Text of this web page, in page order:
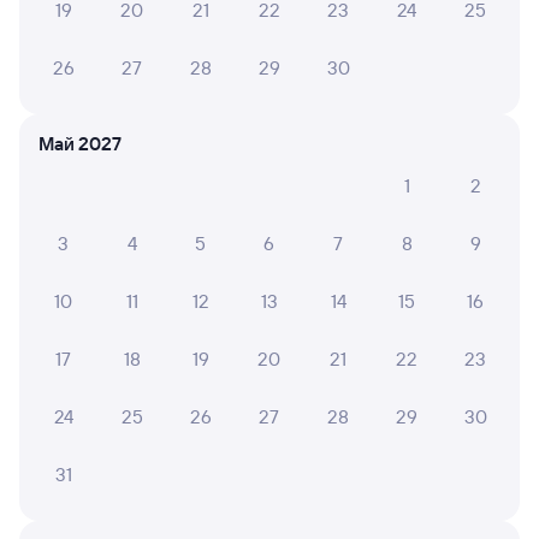
Онлайн-возврат билетов без очереди в кассу
Выбор любимых мест на схемах вагонов
покупке
СМС-сопровождение до посадки в поезд
Частые вопросы
Что нужно, чтобы сесть в поезд?
на другой поезд?
Как вернуть билет?
19 20 21 22 23 24 25
26 27 28 29 30
Май 2027
1
2
3 4 5 6 7 8 9
10 11 12 13 14 15 16
17 18 19 20 21 22 23
24 25 26 27 28 29 30
31